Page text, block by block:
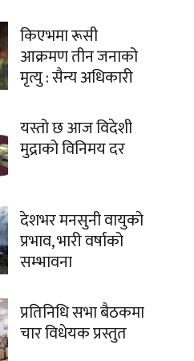
किएभमा रूसी
आक्रमण तीन जनाको
मृत्यु : सैन्य अधिकारी
यस्तो छ आज विदेशी
मुद्राको विनिमय दर
देशभर मनसुनी वायुको
प्रभाव, भारी वर्षाको
सम्भावना
प्रतिनिधि सभा बैठकमा
चार विधेयक प्रस्तुत